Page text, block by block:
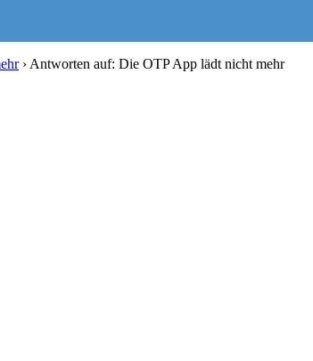
› Antworten auf: Die OTP App lädt nicht mehr